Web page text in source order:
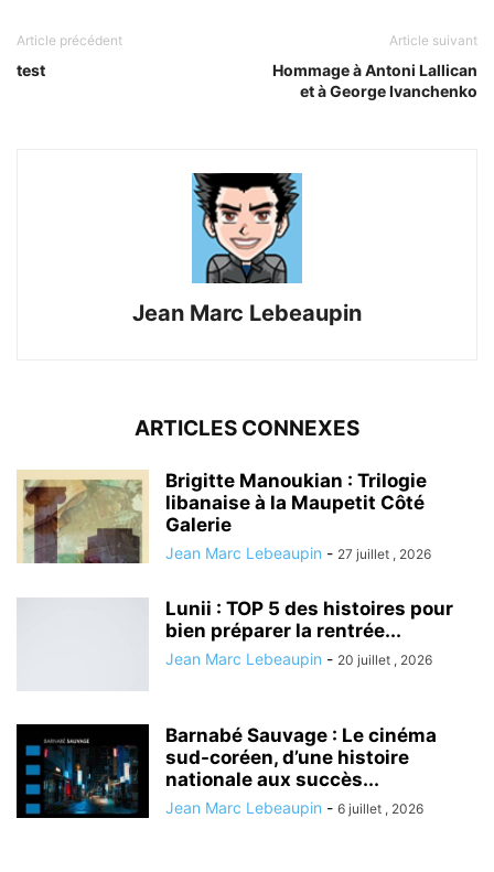
Article précédent
test
Article suivant
Hommage à Antoni Lallican
et à George Ivanchenko
Jean Marc Lebeaupin
ARTICLES CONNEXES
Brigitte Manoukian : Trilogie
libanaise à la Maupetit Côté
Galerie
Jean Marc Lebeaupin - 27 juillet , 2026
Lunii : TOP 5 des histoires pour
bien préparer la rentrée...
Jean Marc Lebeaupin - 20 juillet , 2026
Barnabé Sauvage : Le cinéma
sud-coréen, d’une histoire
nationale aux succès...
Jean Marc Lebeaupin - 6 juillet , 2026